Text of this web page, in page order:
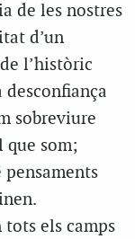
de les nostres
d’un
l’històric
sobreviure
que som;
els camps